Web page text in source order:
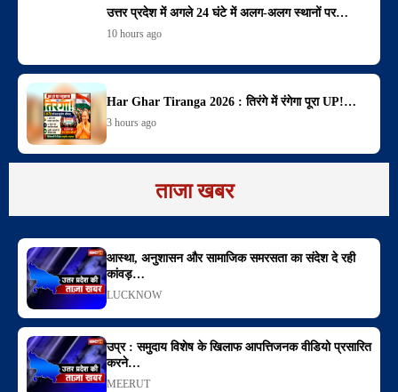
उत्तर प्रदेश में अगले 24 घंटे में अलग-अलग स्थानों पर…
10 hours ago
Har Ghar Tiranga 2026 : तिरंगे में रंगेगा पूरा UP!…
3 hours ago
ताजा खबर
आस्था, अनुशासन और सामाजिक समरसता का संदेश दे रही
कांवड़…
LUCKNOW
उप्र : समुदाय विशेष के खिलाफ आपत्तिजनक वीडियो प्रसारित
करने…
MEERUT